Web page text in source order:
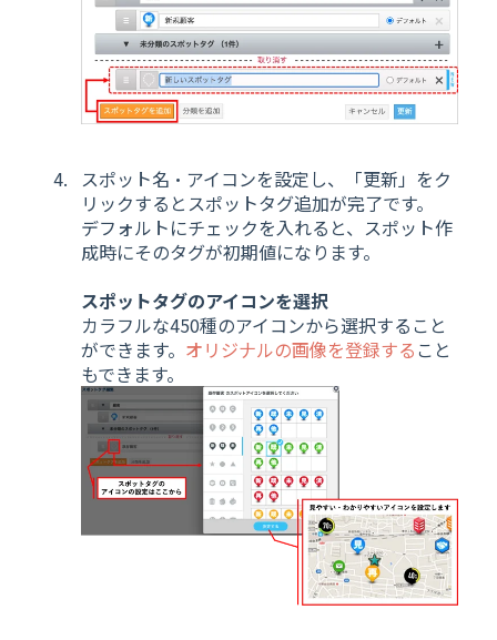
スポット名・アイコンを設定し、「更新」をク
リックするとスポットタグ追加が完了です。
デフォルトにチェックを入れると、スポット作
成時にそのタグが初期値になります。
スポットタグのアイコンを選択
カラフルな450種のアイコンから選択すること
ができます。 オリジナルの画像を登録する こと
もできます。